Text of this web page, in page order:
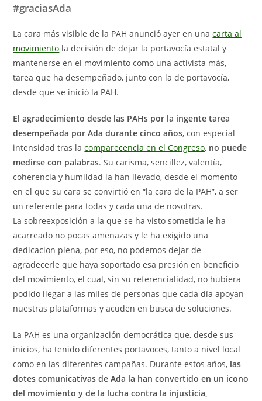
#graciasAda
La cara más visible de la PAH anunció ayer en unacarta al
movimiento la decisión de dejar la portavocía estatal y
mantenerse en el movimiento como una activista más,
tarea que ha desempeñado, junto con la de portavocía,
desde que se inició la PAH.
El agradecimiento desde las PAHs por la ingente tarea
desempeñada por Ada durante cinco años, con especial
intensidad tras lacomparecencia en el Congreso, no puede
medirse con palabras. Su carisma, sencillez, valentía,
coherencia y humildad la han llevado, desde el momento
en el que su cara se convirtió en “la cara de la PAH”, a ser
un referente para todas y cada una de nosotras.
La sobreexposición a la que se ha visto sometida le ha
acarreado no pocas amenazas y le ha exigido una
dedicacion plena, por eso, no podemos dejar de
agradecerle que haya soportado esa presión en beneficio
del movimiento, el cual, sin su referencialidad, no hubiera
podido llegar a las miles de personas que cada día apoyan
nuestras plataformas y acuden en busca de soluciones.
La PAH es una organización democrática que, desde sus
inicios, ha tenido diferentes portavoces, tanto a nivel local
como en las diferentes campañas. Durante estos años, las
dotes comunicativas de Ada la han convertido en un icono
del movimiento y de la lucha contra la injusticia,